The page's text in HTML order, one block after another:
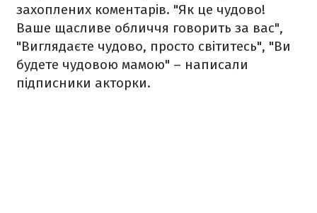
захоплених коментарів. "Як це чудово!
Ваше щасливе обличчя говорить за вас",
"Виглядаєте чудово, просто світитесь", "Ви
будете чудовою мамою" – написали
підписники акторки.